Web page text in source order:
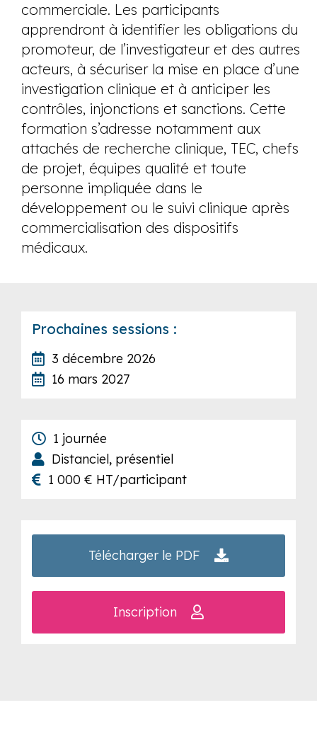
commerciale. Les participants
apprendront à identifier les obligations du
promoteur, de l’investigateur et des autres
acteurs, à sécuriser la mise en place d’une
investigation clinique et à anticiper les
contrôles, injonctions et sanctions. Cette
formation s’adresse notamment aux
attachés de recherche clinique, TEC, chefs
de projet, équipes qualité et toute
personne impliquée dans le
développement ou le suivi clinique après
commercialisation des dispositifs
médicaux.
Prochaines sessions :
3 décembre 2026
16 mars 2027
1 journée
Distanciel, présentiel
1 000 € HT/participant
Télécharger le PDF
Inscription